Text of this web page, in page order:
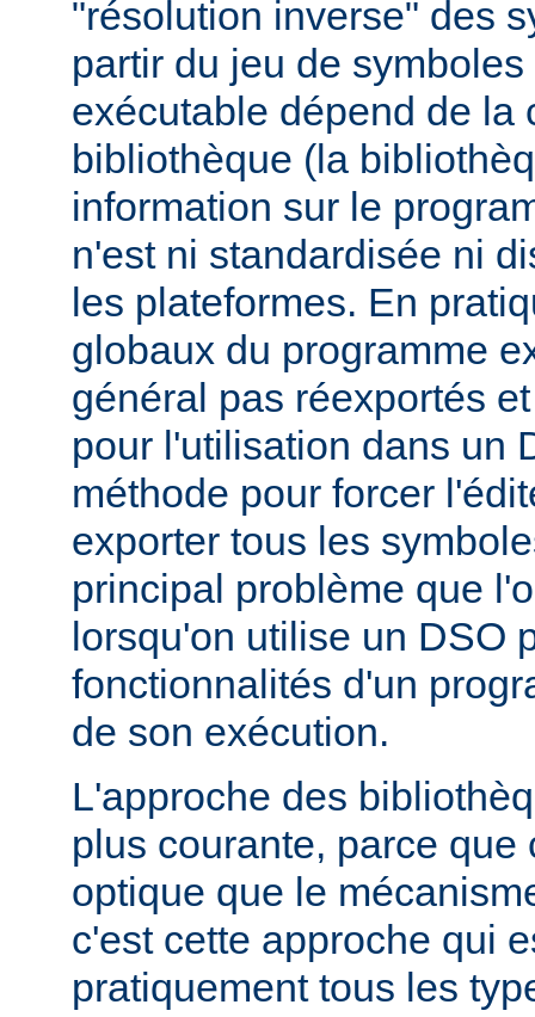
"résolution inverse" des
partir du jeu de
exécutable dépend de la
bibliothèque (la
information sur le
n'est ni standardisée ni
les plateformes. En
globaux du programme
général pas réexportés
pour l'utilisation dans un
méthode pour forcer
exporter tous les
principal problème que
lorsqu'on utilise un DSO
fonctionnalités d'un
de son exécution.
L'approche des
plus courante, parce que
optique que le
c'est cette approche qui
pratiquement tous les